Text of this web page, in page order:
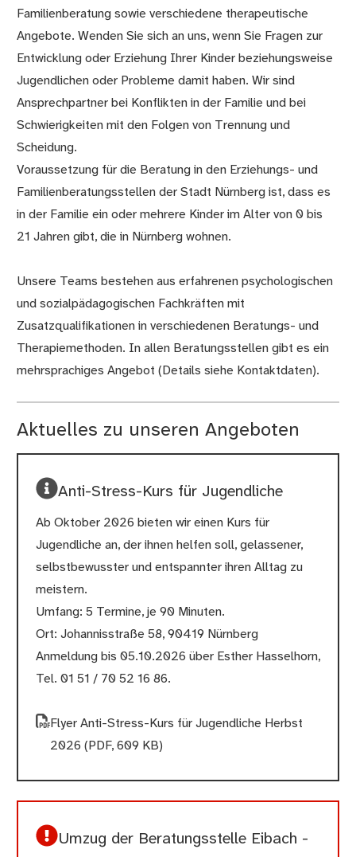
Familienberatung sowie verschiedene therapeutische
Angebote. Wenden Sie sich an uns, wenn Sie Fragen zur
Entwicklung oder Erziehung Ihrer Kinder beziehungsweise
Jugendlichen oder Probleme damit haben. Wir sind
Ansprechpartner bei Konflikten in der Familie und bei
Schwierigkeiten mit den Folgen von Trennung und
Scheidung.
Voraussetzung für die Beratung in den Erziehungs- und
Familienberatungsstellen der Stadt Nürnberg ist, dass es
in der Familie ein oder mehrere Kinder im Alter von 0 bis
21 Jahren gibt, die in Nürnberg wohnen.
Unsere Teams bestehen aus erfahrenen psychologischen
und sozialpädagogischen Fachkräften mit
Zusatzqualifikationen in verschiedenen Beratungs- und
Therapiemethoden. In allen Beratungsstellen gibt es ein
mehrsprachiges Angebot (Details siehe Kontaktdaten).
Aktuelles zu unseren Angeboten
Anti-Stress-Kurs für Jugendliche
Ab Oktober 2026 bieten wir einen Kurs für
Jugendliche an, der ihnen helfen soll, gelassener,
selbstbewusster und entspannter ihren Alltag zu
meistern.
Umfang: 5 Termine, je 90 Minuten.
Ort: Johannisstraße 58, 90419 Nürnberg
Anmeldung bis 05.10.2026 über Esther Hasselhorn,
Tel. 01 51 / 70 52 16 86.
Flyer Anti-Stress-Kurs für Jugendliche Herbst
2026 (PDF, 609 KB)
Umzug der Beratungsstelle Eibach -